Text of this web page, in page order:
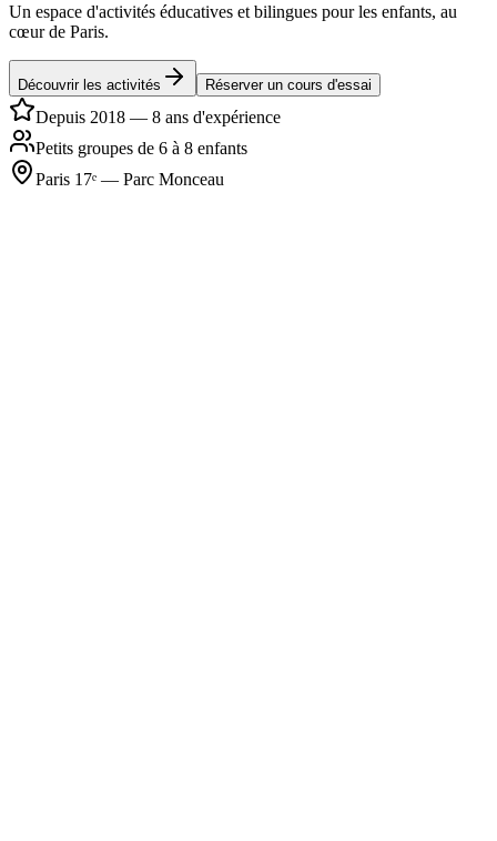
Un espace d'activités éducatives et bilingues pour les enfants, au
cœur de Paris.
Découvrir les activités Réserver un cours d'essai
Depuis 2018 — 8 ans d'expérience
Petits groupes de 6 à 8 enfants
Paris 17ᵉ — Parc Monceau